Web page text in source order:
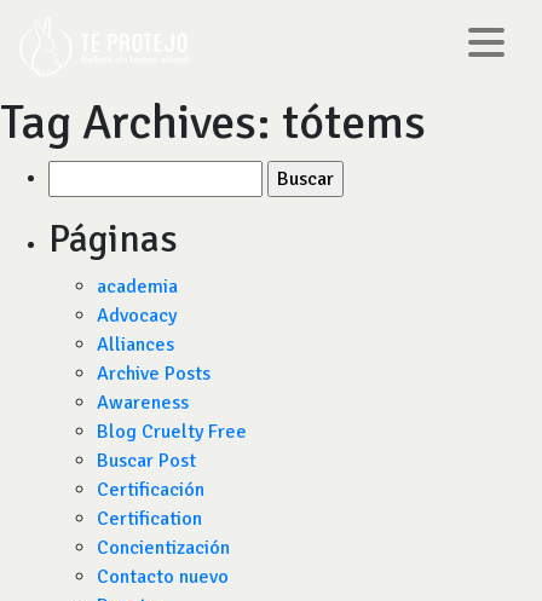
Tag Archives: tótems
por:
Páginas
academia
Advocacy
Alliances
Archive Posts
Awareness
Blog Cruelty Free
Buscar Post
Certificación
Certification
Concientización
Contacto nuevo